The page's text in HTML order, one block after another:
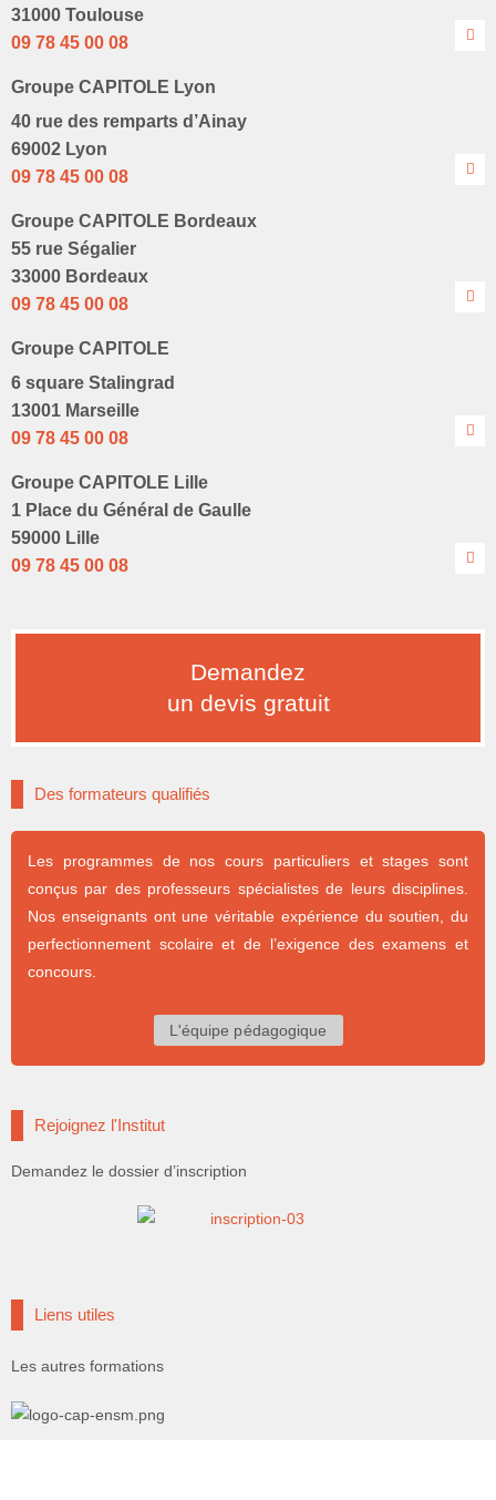
31000 Toulouse
09 78 45 00 08
Groupe CAPITOLE Lyon
40 rue des remparts d’Ainay
69002 Lyon
09 78 45 00 08
Groupe CAPITOLE Bordeaux
55 rue Ségalier
33000 Bordeaux
09 78 45 00 08
Groupe CAPITOLE
6 square Stalingrad
13001 Marseille
09 78 45 00 08
Groupe CAPITOLE Lille
1 Place du Général de Gaulle
59000 Lille
09 78 45 00 08
Demandez
un devis gratuit
Des formateurs qualifiés
Les programmes de nos cours particuliers et stages sont
conçus par des professeurs spécialistes de leurs disciplines.
Nos enseignants ont une véritable expérience du soutien, du
perfectionnement scolaire et de l’exigence des examens et
concours.
L'équipe pédagogique
Rejoignez l'Institut
Demandez le dossier d’inscription
Liens utiles
Les autres formations